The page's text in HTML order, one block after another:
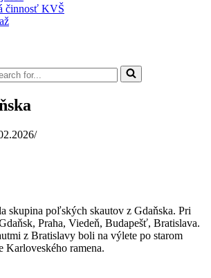
činnosť KVŠ
skupina poľských skautov z Gdaňska. Pri
Praha, Viedeň, Budapešť, Bratislava.
z Bratislavy boli na výlete po starom
Karloveského ramena.